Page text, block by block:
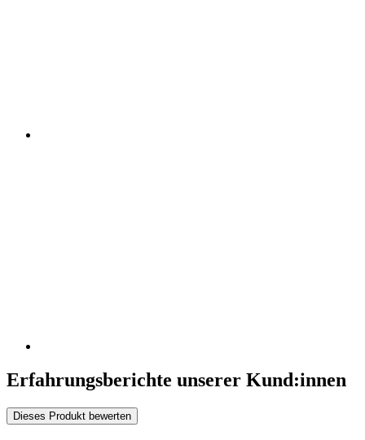
Erfahrungsberichte unserer Kund:innen
Dieses Produkt bewerten